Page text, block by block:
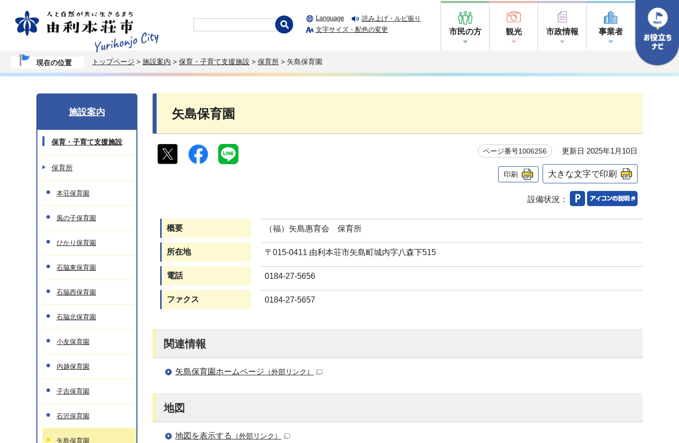
Language
読み上げ・ルビ振り
文字サイズ・配色の変更
市民の方 観光 市政情報 事業者
現在の位置 トップページ > 施設案内 > 保育・子育て支援施設 > 保育所 > 矢島保育園
矢島保育園
ページ番号1006256 更新日 2025年1月10日
印刷 大きな文字で印刷
設備状況：
概要 （福）矢島惠育会 保育所
所在地 〒015-0411 由利本荘市矢島町城内字八森下515
電話 0184-27-5656
ファクス 0184-27-5657
関連情報
矢島保育園ホームページ （外部リンク）
地図
地図を表示する （外部リンク）
施設案内
保育・子育て支援施設
保育所
本荘保育園
風の子保育園
ひかり保育園
石脇東保育園
石脇西保育園
石脇北保育園
小友保育園
内越保育園
子吉保育園
石沢保育園
矢島保育園